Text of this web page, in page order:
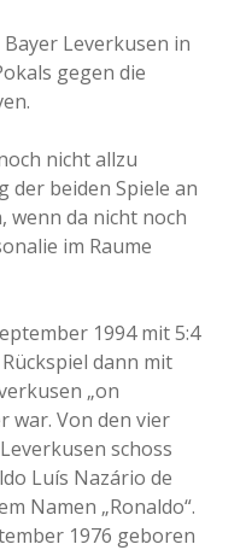
Leverkusen in
gegen die
nicht allzu
der beiden Spiele an
wenn da nicht noch
im Raume
1994 mit 5:4
dann mit
„on
war. Von den vier
schoss
Luís Nazário de
Namen „Ronaldo“.
1976 geboren